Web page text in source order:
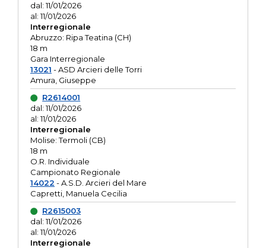
dal: 11/01/2026
al: 11/01/2026
Interregionale
Abruzzo: Ripa Teatina (CH)
18 m
Gara Interregionale
13021 - ASD Arcieri delle Torri
Amura, Giuseppe
R2614001
dal: 11/01/2026
al: 11/01/2026
Interregionale
Molise: Termoli (CB)
18 m
O.R. Individuale
Campionato Regionale
14022 - A.S.D. Arcieri del Mare
Capretti, Manuela Cecilia
R2615003
dal: 11/01/2026
al: 11/01/2026
Interregionale